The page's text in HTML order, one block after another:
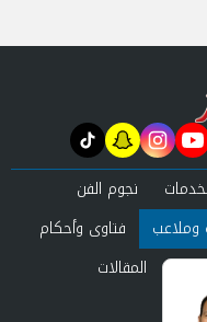
youtube
instagram
snapchat
tiktok
نجوم الفن
وملاعب
فتاوى وأحكام
المقالات